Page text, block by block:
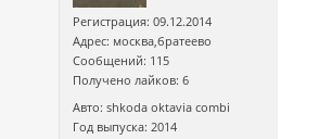
Регистрация: 09.12.2014
Адрес: москва,братеево
Сообщений: 115
Получено лайков: 6
Авто: shkoda oktavia combi
Год выпуска: 2014